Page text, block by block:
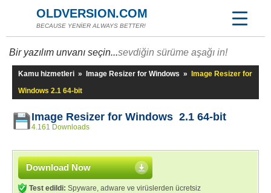
OLDVERSION.COM
BECAUSE YENİER ALWAYS BETTER!
Bir yazılım unvanı seçin...sevdiğin sürüme aşağı in!
Kamu hizmetleri » Image Resizer for Windows »
Image Resizer for
Windows 2.1 64-bit
Image Resizer for Windows 2.1 64-bit
4.161 Downloads
Download Now
Test edildi: Spyware, adware ve virüslerden ücretsiz